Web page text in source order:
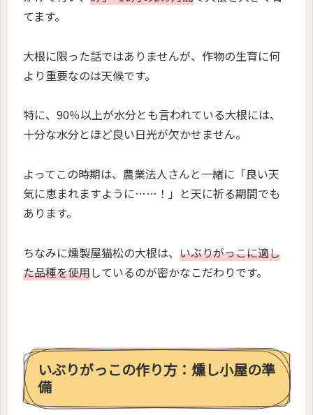
てます。
大根に限った話ではありませんが、作物の生育に何
より重要なのは天候です。
特に、90％以上が水分とも言われている大根には、
十分な水分とほど良い日光が欠かせません。
よってこの時期は、農業法人さんと一緒に「良い天
気に恵まれますように……！」と天に祈る期間でも
あります。
ちなみに燻製屋猫松の大根は、 いぶりがっこに適し
た品種を使用しているのが密かなこだわりです。
いぶりがっこの作り方：燻し小屋の準
備